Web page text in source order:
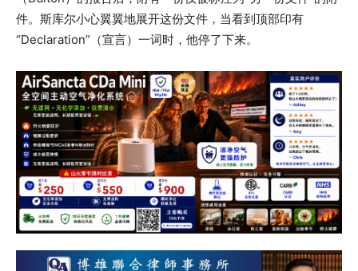
件。斯库尔小心翼翼地展开这份文件，当看到顶部印有
“Declaration”（宣言）一词时，他停了下来。